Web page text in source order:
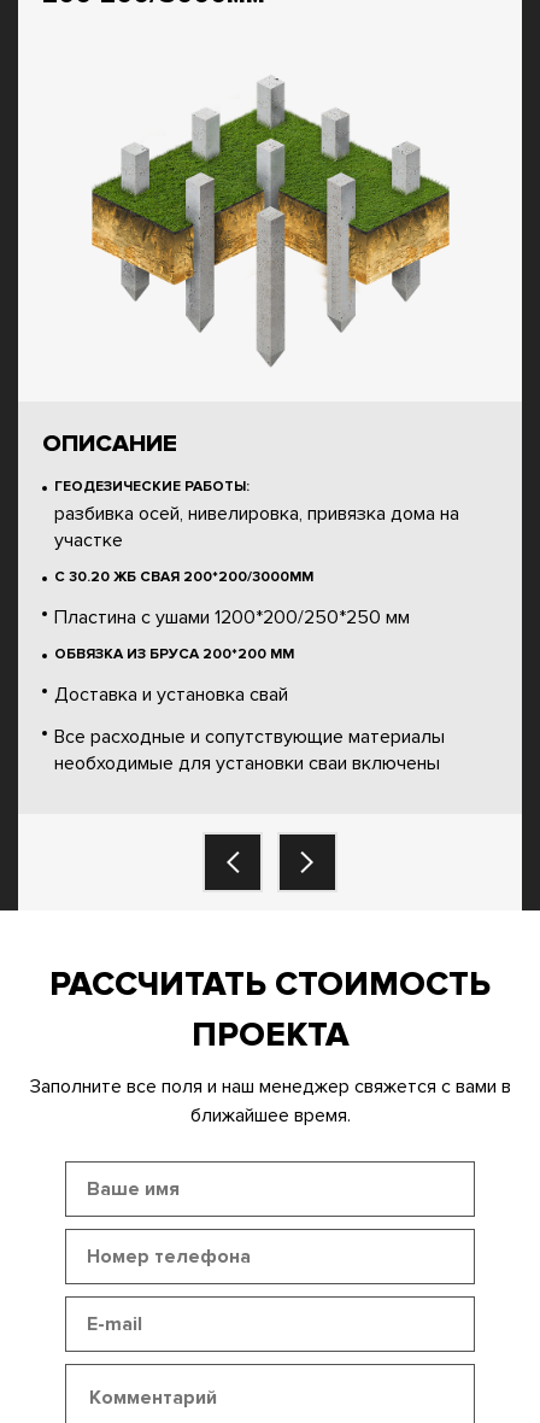
ОПИСАНИЕ
ГЕОДЕЗИЧЕСКИЕ РАБОТЫ:
разбивка осей, нивелировка, привязка дома на
участке
С 30.20 ЖБ СВАЯ 200*200/3000ММ
Пластина с ушами 1200*200/250*250 мм
ОБВЯЗКА ИЗ БРУСА 200*200 ММ
Доставка и установка свай
Все расходные и сопутствующие материалы
необходимые для установки сваи включены
РАССЧИТАТЬ СТОИМОСТЬ
ПРОЕКТА
Заполните все поля и наш менеджер свяжется с вами в
ближайшее время.